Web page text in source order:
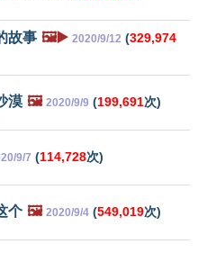
故事 🖼️▶️ 2020/9/12 (329,974
漠 🖼️ 2020/9/9 (199,691次)
9/7 (114,728次)
个 🖼️ 2020/9/4 (549,019次)